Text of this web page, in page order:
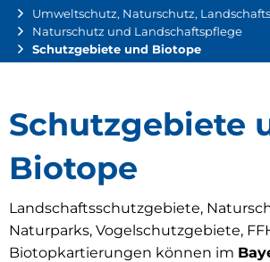
Umweltschutz, Naturschutz,
Naturschutz und Landschaftspflege
Schutzgebiete und Biotope
Schutzgebiete
und
Biotope
Schutzgebiete
Biotope
Landschaftsschutzgebiete,
Naturparks, Vogelschutzgebiete,
Biotopkartierungen können im